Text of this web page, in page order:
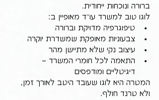
ברורה ונוכחות ייחודית.
לוגו טוב למשרד עו״ד מאופיין ב:
טיפוגרפיה מדויקת וברורה
צבעוניות מאופקת שמשדרת יוקרה
עיצוב נקי שלא מתיישן מהר
התאמה לכל חומרי המשרד –
דיגיטליים ומודפסים
המטרה היא לוגו שעובד היטב לאורך זמן,
ולא טרנד חולף.